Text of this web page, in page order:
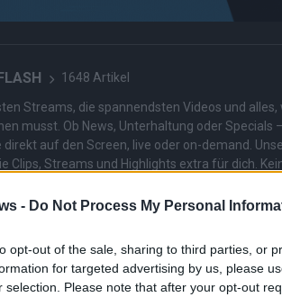
- Do Not Process My Personal
opt-out of the sale, sharing to third parties, or
for targeted advertising by us, please
selection. Please note that after your opt-out
1648 Artikel
Streams, die spannendsten Videos und alles,
musst. Ob News, Unterhaltung oder Specials
direkt auf den Screen, live oder on-demand.
Clips, Streams und Highlights extra für dich.